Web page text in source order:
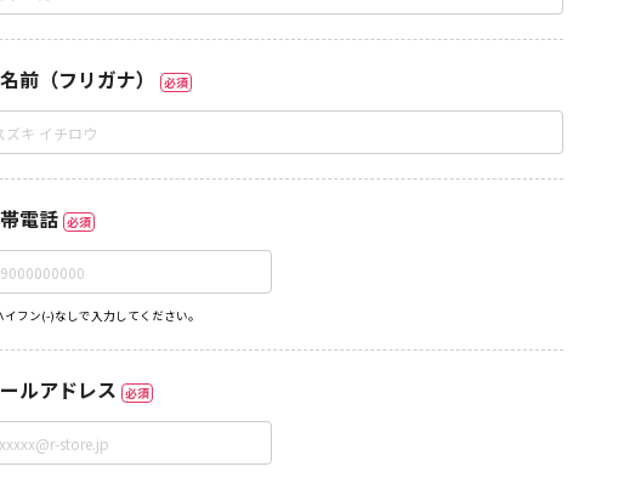
前（フリガナ） 必須
電話 必須
フン(-)なしで入力してください。
ルアドレス 必須